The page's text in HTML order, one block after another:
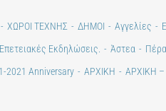
ΧΩΡΟΙ ΤΕΧΝΗΣ ΔΗΜΟΙ Αγγελίες
Εκδηλώσεις. Άστεα
2021 Anniversary ΑΡΧΙΚΗ ΑΡΧΙΚΗ –